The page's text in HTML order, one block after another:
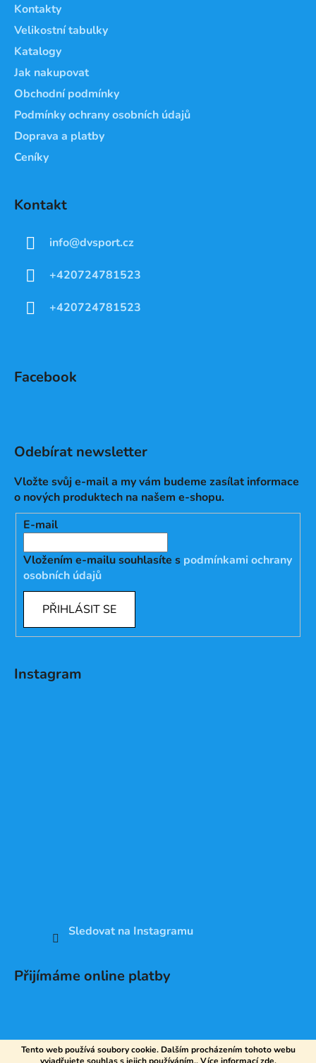
Tento web používá soubory cookie. Dalším procházením tohoto webu
Kontakty
Velikostní tabulky
Katalogy
Jak nakupovat
Obchodní podmínky
Podmínky ochrany osobních údajů
Doprava a platby
Ceníky
Kontakt
info@dvsport.cz
+420724781523
+420724781523
Facebook
Odebírat newsletter
Vložte svůj e-mail a my vám budeme zasílat informace
o nových produktech na našem e-shopu.
E-mail
Vložením e-mailu souhlasíte s podmínkami ochrany
osobních údajů
PŘIHLÁSIT SE
Instagram
Sledovat na Instagramu
Přijímáme online platby